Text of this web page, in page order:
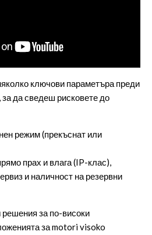
ключови параметъра преди
да сведеш рисковете до
режим (прекъснат или
прах и влага (IP-клас),
и наличност на резервни
за по-високи
заmotori visoko